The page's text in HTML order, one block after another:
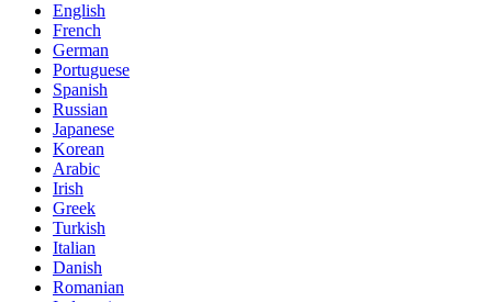
English
French
German
Portuguese
Spanish
Russian
Japanese
Korean
Arabic
Irish
Greek
Turkish
Italian
Danish
Romanian